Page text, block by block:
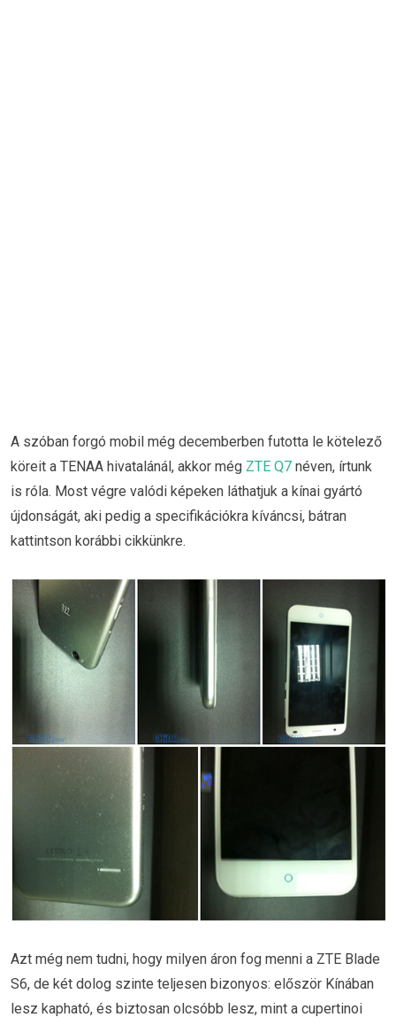
A szóban forgó mobil még decemberben futotta le kötelező
köreit a TENAA hivatalánál, akkor még ZTE Q7 néven, írtunk
is róla. Most végre valódi képeken láthatjuk a kínai gyártó
újdonságát, aki pedig a specifikációkra kíváncsi, bátran
kattintson korábbi cikkünkre.
Azt még nem tudni, hogy milyen áron fog menni a ZTE Blade
S6, de két dolog szinte teljesen bizonyos: először Kínában
lesz kapható, és biztosan olcsóbb lesz, mint a cupertinoi